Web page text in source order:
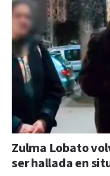
Zulma Lobato
ser hallada en